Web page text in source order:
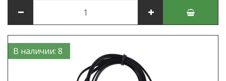
В наличии: 8